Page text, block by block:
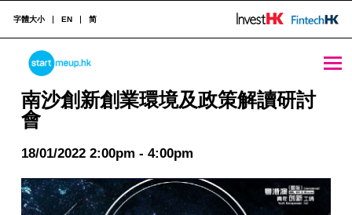
南沙創新創業環境及政策解讀研討會 - StartmeupHK
STARTMEUPHK
字體大小 EN 简
南沙創新創業環境及政策解讀研討
會
18/01/2022 2:00pm - 4:00pm